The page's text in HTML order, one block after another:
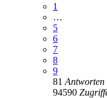
1
…
5
6
7
8
9
81 Antworten
94590